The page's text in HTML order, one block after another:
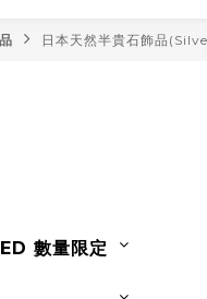
日本天然半貴石飾品
數量限定